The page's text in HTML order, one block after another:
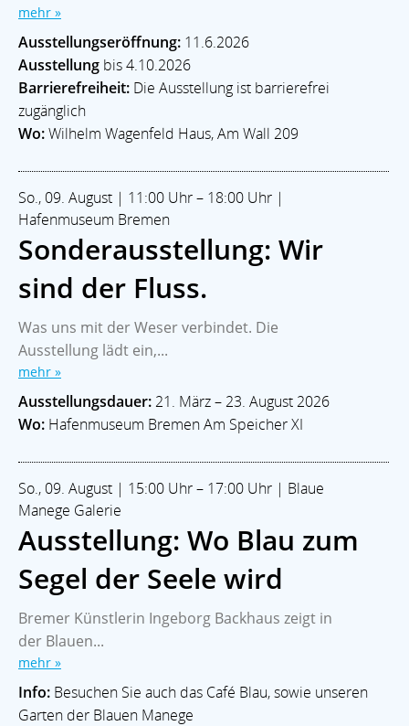
mehr »
Ausstellungseröffnung: 11.6.2026
Ausstellung bis 4.10.2026
Barrierefreiheit: Die Ausstellung ist barrierefrei
zugänglich
Wo:Wilhelm Wagenfeld Haus, Am Wall 209
So., 09. August | 11:00 Uhr – 18:00 Uhr |
Hafenmuseum Bremen
Sonderausstellung: Wir
sind der Fluss.
Was uns mit der Weser verbindet. Die
Ausstellung lädt ein,...
mehr »
Ausstellungsdauer:21. März – 23. August 2026
Wo: Hafenmuseum Bremen Am Speicher XI
So., 09. August | 15:00 Uhr – 17:00 Uhr | Blaue
Manege Galerie
Ausstellung: Wo Blau zum
Segel der Seele wird
Bremer Künstlerin Ingeborg Backhaus zeigt in
der Blauen...
mehr »
Info: Besuchen Sie auch das Café Blau, sowie unseren
Garten der Blauen Manege